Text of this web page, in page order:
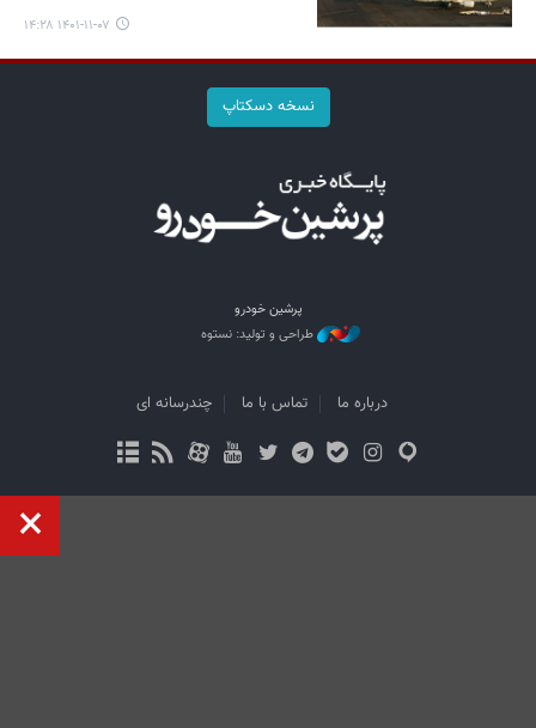
۱۴۰۱-۱۱-۰۷ ۱۴:۲۸
نسخه دسکتاپ
پرشین خودرو
طراحی و تولید: نستوه
درباره ما تماس با ما چندرسانه ای